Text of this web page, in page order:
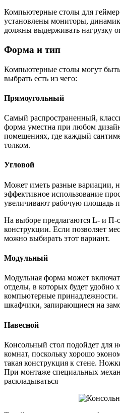
Компьютерные столы для
установлены мониторы,
должны выдерживать нагрузку
Форма и тип
Компьютерные столы могут
выбрать есть из чего:
Прямоугольный
Самый распространенный,
форма уместна при любом
помещениях, где каждый
толком.
Угловой
Может иметь разные вариации,
эффективное использование
увеличивают рабочую площадь
На выборе предлагаются L- и П-
конструкции. Если позволяет
можно выбирать этот вариант.
Модульный
Модульная форма может
отделы, в которых будет удобно
компьютерные
шкафчики, запирающиеся на
Навесной
Консольный стол подойдет для
комнат, поскольку хорошо
такая конструкция к стене.
При монтаже специальных
раскладываться